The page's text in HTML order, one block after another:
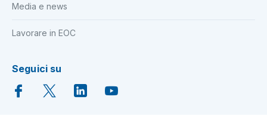
Media e news
Lavorare in EOC
Seguici su